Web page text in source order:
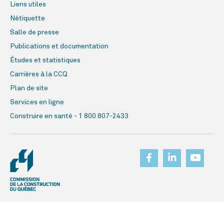
Liens utiles
Nétiquette
Salle de presse
Publications et documentation
Études et statistiques
Carrières à la CCQ
Plan de site
Services en ligne
Construire en santé - 1 800 807-2433